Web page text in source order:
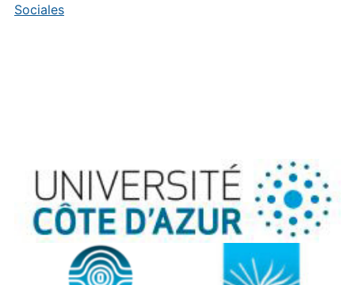
Sociales